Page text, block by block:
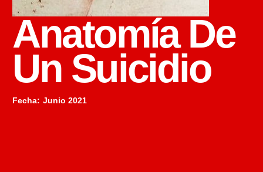
Anatomía De
Un Suicidio
Fecha: Junio 2021